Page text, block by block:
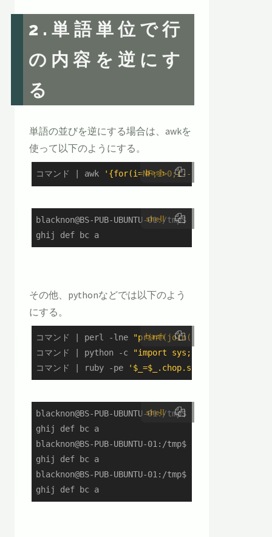
2.単語単位で行
の内容を逆にす
る
単語の並びを逆にする場合は、awkを
使って以下のようにする。
bash
コマンド | awk '{for(i=NF;i>0;i--)printf("%s
shell
blacknon@BS-PUB-UBUNTU-01:/tmp$ echo a
ghij def bc a
その他、pythonなどでは以下のよう
にする。
bash
コマンド | perl -lne
"print(join('
コマンド | python -c
"import sys;print '
コマンド | ruby -pe
'$_=$_.chop.split("
shell
blacknon@BS-PUB-UBUNTU-01:/tmp$ echo
ghij def bc a
blacknon@BS-PUB-UBUNTU-01:/tmp$ echo
ghij def bc a
blacknon@BS-PUB-UBUNTU-01:/tmp$ echo "a
ghij def bc a